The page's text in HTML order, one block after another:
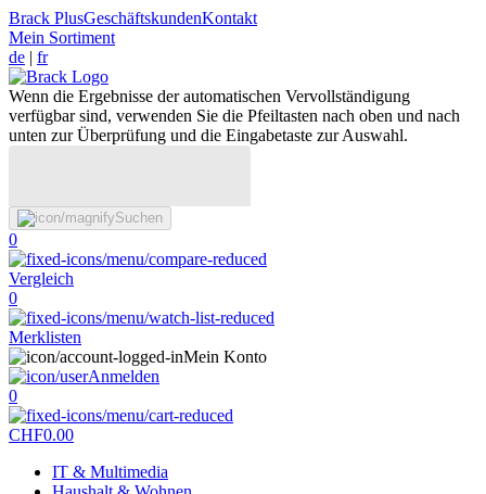
Brack PlusGeschäftskundenKontakt
Mein Sortiment
de | fr
Wenn die Ergebnisse der automatischen Vervollständigung
verfügbar sind, verwenden Sie die Pfeiltasten nach oben und nach
unten zur Überprüfung und die Eingabetaste zur Auswahl.
Suchen
0
Vergleich
0
Merklisten
Mein Konto
Anmelden
0
CHF0.00
IT & Multimedia